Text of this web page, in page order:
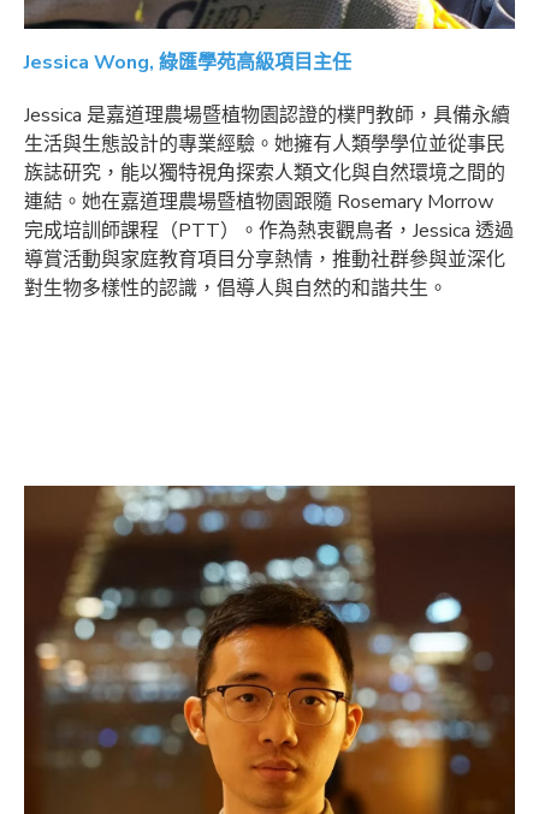
Jessica Wong, 綠匯學苑高級項目主任
Jessica 是嘉道理農場暨植物園認證的樸門教師，具備永續
生活與生態設計的專業經驗。她擁有人類學學位並從事民
族誌研究，能以獨特視角探索人類文化與自然環境之間的
連結。她在嘉道理農場暨植物園跟隨 Rosemary Morrow
完成培訓師課程（PTT）。作為熱衷觀鳥者，Jessica 透過
導賞活動與家庭教育項目分享熱情，推動社群參與並深化
對生物多樣性的認識，倡導人與自然的和諧共生。